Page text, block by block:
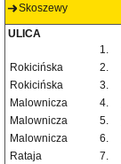
Skoszewy
ULICA
1.
Rokicińska
2.
Rokicińska
3.
Malownicza
4.
Malownicza
5.
Malownicza
6.
Rataja
7.